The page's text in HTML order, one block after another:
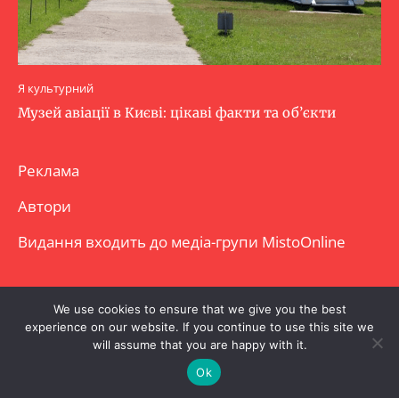
Я культурний
Музей авіації в Києві: цікаві факти та об’єкти
Реклама
Автори
Видання входить до медіа-групи MistoOnline
Copyright © Повне використання матеріалу
заборонено. Частково можна з гіперпосиланням.
We use cookies to ensure that we give you the best
experience on our website. If you continue to use this site we
will assume that you are happy with it.
Ok